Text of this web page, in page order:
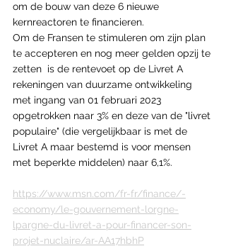
om de bouw van deze 6 nieuwe
kernreactoren te financieren.
Om de Fransen te stimuleren om zijn plan
te accepteren en nog meer gelden opzij te
zetten  is de rentevoet op de Livret A
rekeningen van duurzame ontwikkeling
met ingang van 01 februari 2023
opgetrokken naar 3% en deze van de "livret
populaire" (die vergelijkbaar is met de
Livret A maar bestemd is voor mensen
met beperkte middelen) naar 6,1%.
https://www.msn.com/fr-fr/finance/-
economy/le-gouvernement-lorgne-
lpargne-du-livret-a-pour-financer-son-
projet-nuclaire/ar-AA17hbhP